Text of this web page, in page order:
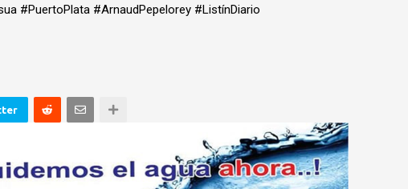
#PuertoPlata #ArnaudPepelorey #ListínDiario